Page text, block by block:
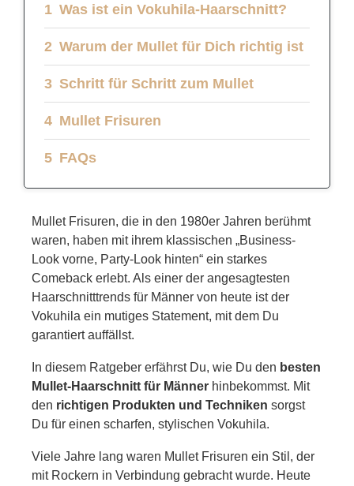
Was ist ein Vokuhila-Haarschnitt?
Warum der Mullet für Dich richtig ist
Schritt für Schritt zum Mullet
Mullet Frisuren
FAQs
Mullet Frisuren, die in den 1980er Jahren berühmt
waren, haben mit ihrem klassischen „Business-
Look vorne, Party-Look hinten“ ein starkes
Comeback erlebt. Als einer der angesagtesten
Haarschnitttrends für Männer von heute ist der
Vokuhila ein mutiges Statement, mit dem Du
garantiert auffällst.
In diesem Ratgeber erfährst Du, wie Du den besten
Mullet-Haarschnitt für Männer hinbekommst. Mit
den richtigen Produkten und Techniken sorgst
Du für einen scharfen, stylischen Vokuhila.
Viele Jahre lang waren Mullet Frisuren ein Stil, der
mit Rockern in Verbindung gebracht wurde. Heute